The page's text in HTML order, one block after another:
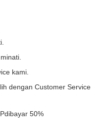
kami.
dengan Customer Service
50%